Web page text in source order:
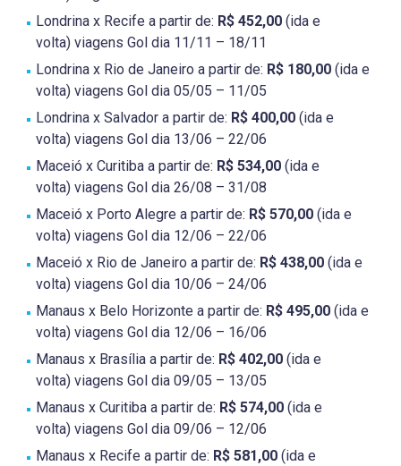
Londrina x Recife a partir de: R$ 452,00 (ida e
volta) viagens Gol dia 11/11 – 18/11
Londrina x Rio de Janeiro a partir de: R$ 180,00 (ida e
volta) viagens Gol dia 05/05 – 11/05
Londrina x Salvador a partir de: R$ 400,00 (ida e
volta) viagens Gol dia 13/06 – 22/06
Maceió x Curitiba a partir de: R$ 534,00 (ida e
volta) viagens Gol dia 26/08 – 31/08
Maceió x Porto Alegre a partir de: R$ 570,00 (ida e
volta) viagens Gol dia 12/06 – 22/06
Maceió x Rio de Janeiro a partir de: R$ 438,00 (ida e
volta) viagens Gol dia 10/06 – 24/06
Manaus x Belo Horizonte a partir de: R$ 495,00 (ida e
volta) viagens Gol dia 12/06 – 16/06
Manaus x Brasília a partir de: R$ 402,00 (ida e
volta) viagens Gol dia 09/05 – 13/05
Manaus x Curitiba a partir de: R$ 574,00 (ida e
volta) viagens Gol dia 09/06 – 12/06
Manaus x Recife a partir de: R$ 581,00 (ida e